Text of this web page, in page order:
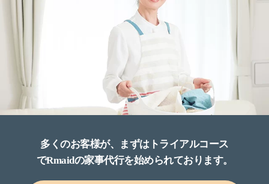
多くのお客様が、まずはトライアルコース
でRmaidの家事代行を始められております。